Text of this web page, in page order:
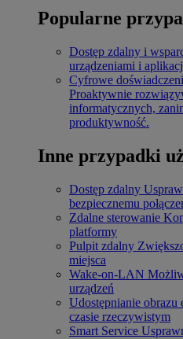
Popularne
Dostęp zdalny i
urządzeniami i
Cyfrowe
Proaktywnie
informatycznych,
produktywność.
Inne przypadki
Dostęp zdalny
bezpiecznemu
Zdalne sterowanie
platformy
Pulpit zdalny
miejsca
Wake-on-LAN
urządzeń
Udostępnianie obrazu
czasie rzeczywistym
Smart Service